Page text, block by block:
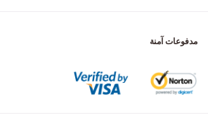
مدفوعات آمنة